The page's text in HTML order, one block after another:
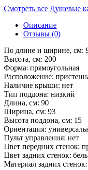
Смотреть все Душевые
Описание
Отзывы (0)
По длине и ширине, см:
Высота, см: 200
Форма: прямоугольная
Расположение:
Наличие крыши: нет
Тип поддона: низкий
Длина, см: 90
Ширина, см: 93
Высота поддона, см: 15
Ориентация:
Пульт управления: нет
Цвет передних стенок:
Цвет задних стенок:
Материал задних стенок: